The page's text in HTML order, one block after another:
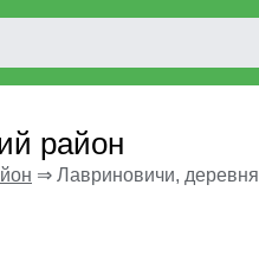
район
⇒ Лавриновичи, деревня